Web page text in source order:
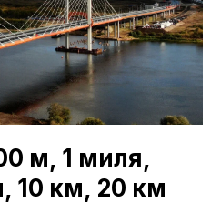
м, 1 миля,
10 км, 20 км